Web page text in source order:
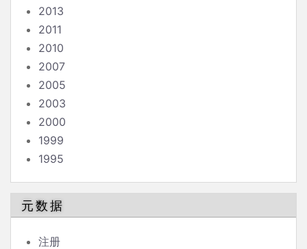
2013
2011
2010
2007
2005
2003
2000
1999
1995
元数据
注册